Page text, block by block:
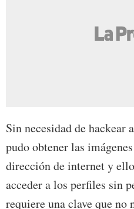
Sin necesidad de hackear
pudo obtener las
dirección de internet y
acceder a los perfiles sin
requiere una clave que no